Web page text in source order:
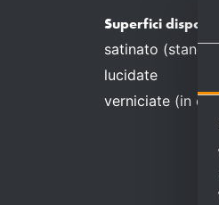
Superfici
satinato
lucidate
verniciate (in